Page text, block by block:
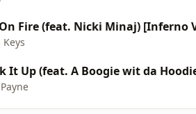
Fire (feat. Nicki Minaj) [Inferno
It Up (feat. A Boogie wit da